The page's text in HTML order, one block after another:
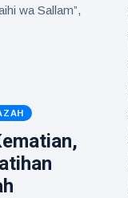
wa Sallam”,